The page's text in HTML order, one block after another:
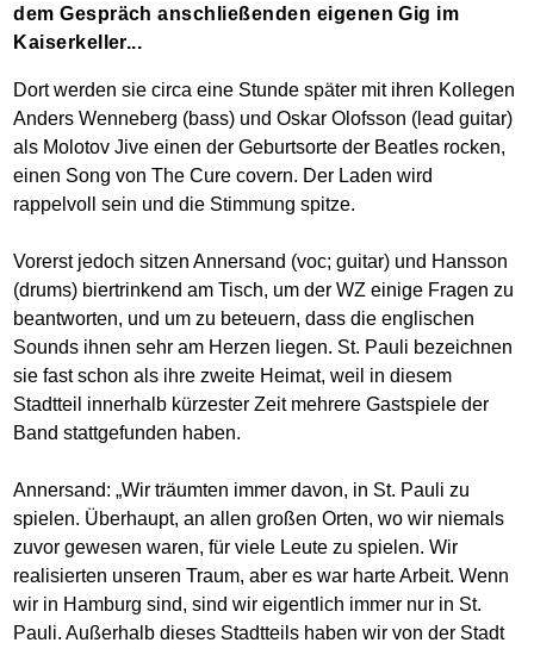
dem Gespräch anschließenden eigenen Gig im
Kaiserkeller...
Dort werden sie circa eine Stunde später mit ihren Kollegen
Anders Wenneberg (bass) und Oskar Olofsson (lead guitar)
als Molotov Jive einen der Geburtsorte der Beatles rocken,
einen Song von The Cure covern. Der Laden wird
rappelvoll sein und die Stimmung spitze.
Vorerst jedoch sitzen Annersand (voc; guitar) und Hansson
(drums) biertrinkend am Tisch, um der WZ einige Fragen zu
beantworten, und um zu beteuern, dass die englischen
Sounds ihnen sehr am Herzen liegen. St. Pauli bezeichnen
sie fast schon als ihre zweite Heimat, weil in diesem
Stadtteil innerhalb kürzester Zeit mehrere Gastspiele der
Band stattgefunden haben.
Annersand: „Wir träumten immer davon, in St. Pauli zu
spielen. Überhaupt, an allen großen Orten, wo wir niemals
zuvor gewesen waren, für viele Leute zu spielen. Wir
realisierten unseren Traum, aber es war harte Arbeit. Wenn
wir in Hamburg sind, sind wir eigentlich immer nur in St.
Pauli. Außerhalb dieses Stadtteils haben wir von der Stadt